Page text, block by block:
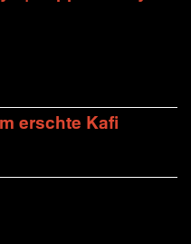
erschte Kafi